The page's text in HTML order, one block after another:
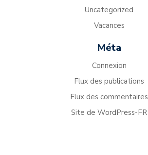
Uncategorized
Vacances
Méta
Connexion
Flux des publications
Flux des commentaires
Site de WordPress-FR